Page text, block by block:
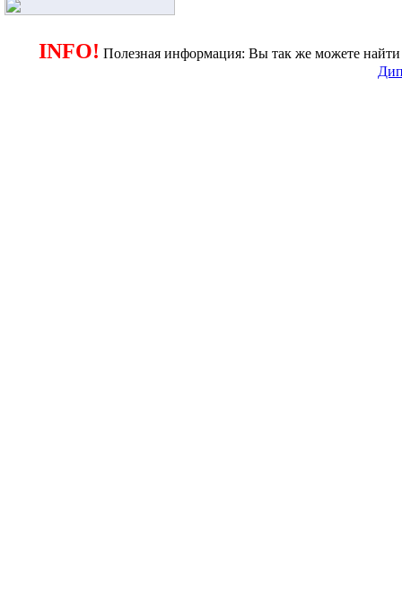
INFO! Полезная информация: Вы так же можете найти